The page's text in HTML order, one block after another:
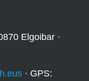
Elgoibar ·
· GPS: